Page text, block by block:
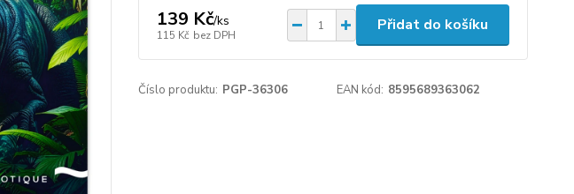
139 Kč/ks
115 Kč bez DPH
Přidat do košíku
Číslo produktu: PGP-36306 EAN kód: 8595689363062